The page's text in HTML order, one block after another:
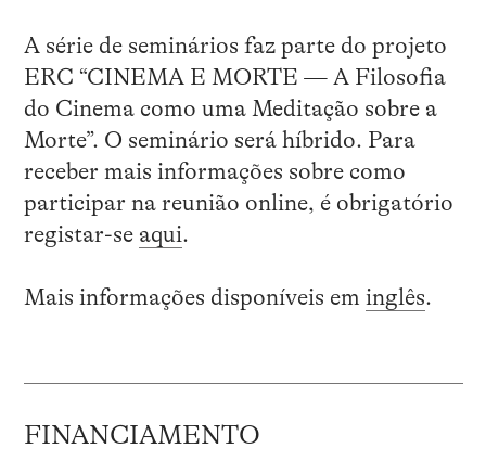
A série de seminários faz parte do projeto
ERC “CINEMA E MORTE — A Filosofia
do Cinema como uma Meditação sobre a
Morte”. O seminário será híbrido. Para
receber mais informações sobre como
participar na reunião online, é obrigatório
registar-se aqui.
Mais informações disponíveis em inglês.
FINANCIAMENTO